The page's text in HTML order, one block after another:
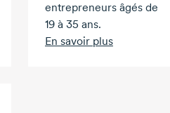
entrepreneurs âgés de
19 à 35 ans.
En savoir plus